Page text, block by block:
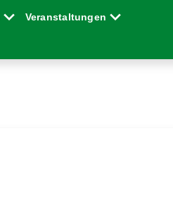
Veranstaltungen